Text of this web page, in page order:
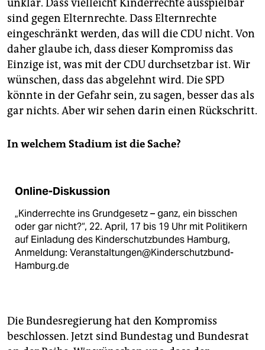
unklar. Dass vielleicht Kinderrechte ausspielbar
sind gegen Elternrechte. Dass Elternrechte
eingeschränkt werden, das will die CDU nicht. Von
daher glaube ich, dass dieser Kompromiss das
Einzige ist, was mit der CDU durchsetzbar ist. Wir
wünschen, dass das abgelehnt wird. Die SPD
könnte in der Gefahr sein, zu sagen, besser das als
gar nichts. Aber wir sehen darin einen Rückschritt.
In welchem Stadium ist die Sache?
Online-Diskussion
„Kinderrechte ins Grundgesetz – ganz, ein bisschen
oder gar nicht?“, 22. April, 17 bis 19 Uhr mit Politikern
auf Einladung des Kinderschutzbundes Hamburg,
Anmeldung: Veranstaltungen@Kinderschutzbund-
Hamburg.de
Die Bundesregierung hat den Kompromiss
beschlossen. Jetzt sind Bundestag und Bundesrat